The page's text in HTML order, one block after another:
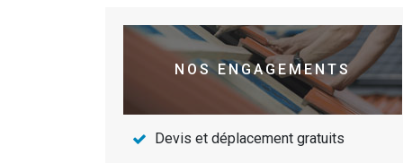
NOS ENGAGEMENTS
Devis et déplacement gratuits